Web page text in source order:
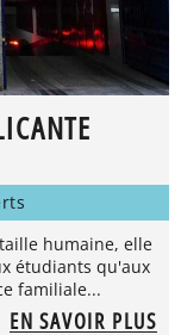
humaine, elle
étudiants qu'aux
familiale...
EN SAVOIR PLUS